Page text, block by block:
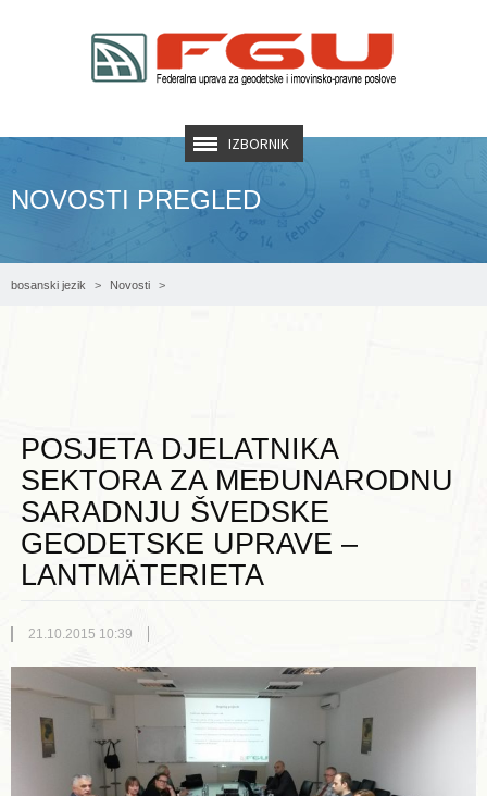
IZBORNIK
NOVOSTI PREGLED
bosanski jezik Novosti
POSJETA DJELATNIKA
SEKTORA ZA MEĐUNARODNU
SARADNJU ŠVEDSKE
GEODETSKE UPRAVE –
LANTMÄTERIETA
21.10.2015 10:39